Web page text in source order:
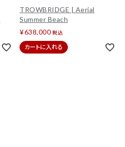
TROWBRIDGE | Aerial
Summer Beach
¥638,000 税込
カートに入れる